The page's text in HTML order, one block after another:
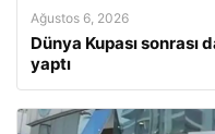
Ağustos 6, 2026
Dünya Kupası sonrası
yaptı